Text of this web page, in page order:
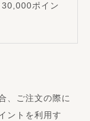
ポイン
、ご注文の際に
ントを利用す